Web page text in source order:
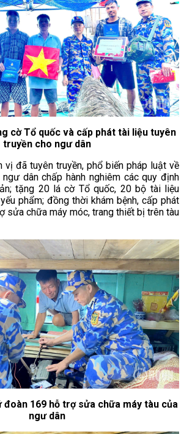
cờ Tổ quốc và cấp phát tài liệu tuyên
truyền cho ngư dân
vị đã tuyên truyền, phổ biến pháp luật về
dân chấp hành nghiêm các quy định
tặng 20 lá cờ Tổ quốc, 20 bộ tài liệu
phẩm; đồng thời khám bệnh, cấp phát
sửa chữa máy móc, trang thiết bị trên tàu
đoàn 169 hỗ trợ sửa chữa máy tàu của
ngư dân